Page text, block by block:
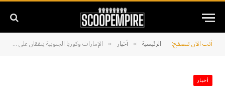
أنت الآن تتصفح: الرئيسية » أخبار » الإمارات وكوريا الجنوبية يتفقان على توسيع التعاون النووي بينهما
أخبار